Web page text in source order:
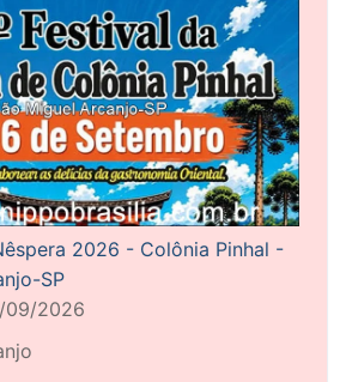
2026 - Colônia Pinhal -
SP
2026